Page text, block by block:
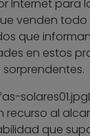
Internet para
venden
que
en estos
solares01.jpg
recurso al
que